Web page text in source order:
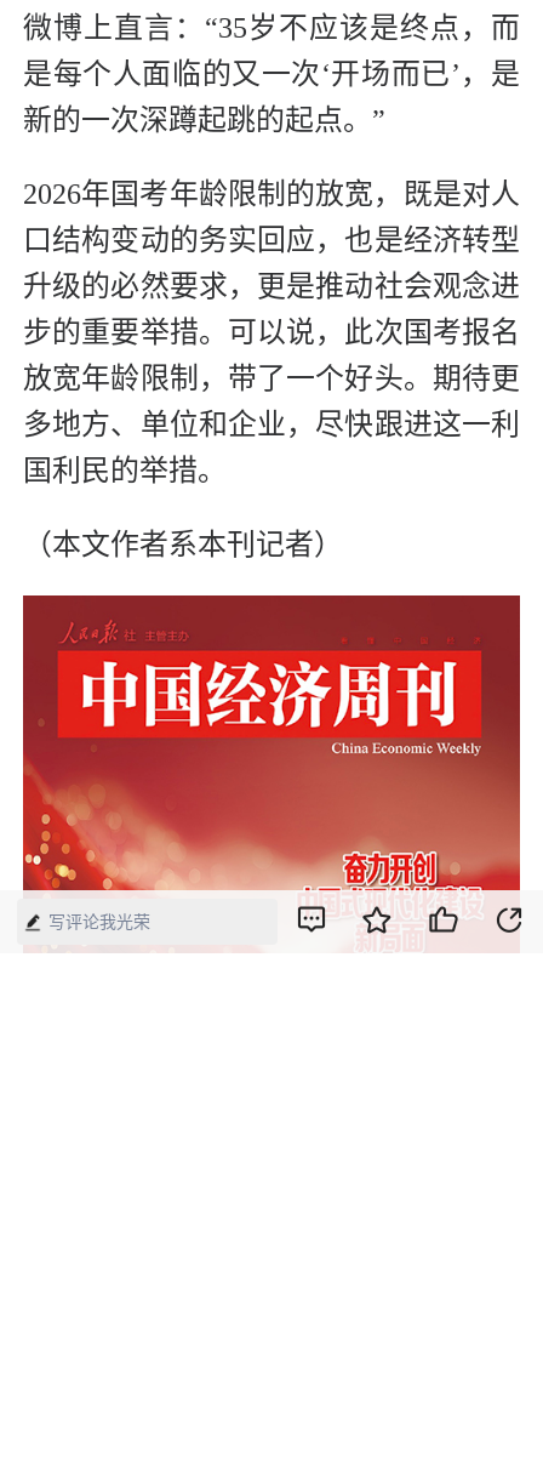
微博上直言：“35岁不应该是终点，而
是每个人面临的又一次‘开场而已’，是
新的一次深蹲起跳的起点。”
2026年国考年龄限制的放宽，既是对人
口结构变动的务实回应，也是经济转型
升级的必然要求，更是推动社会观念进
步的重要举措。可以说，此次国考报名
放宽年龄限制，带了一个好头。期待更
多地方、单位和企业，尽快跟进这一利
国利民的举措。
（本文作者系本刊记者）
写评论我光荣